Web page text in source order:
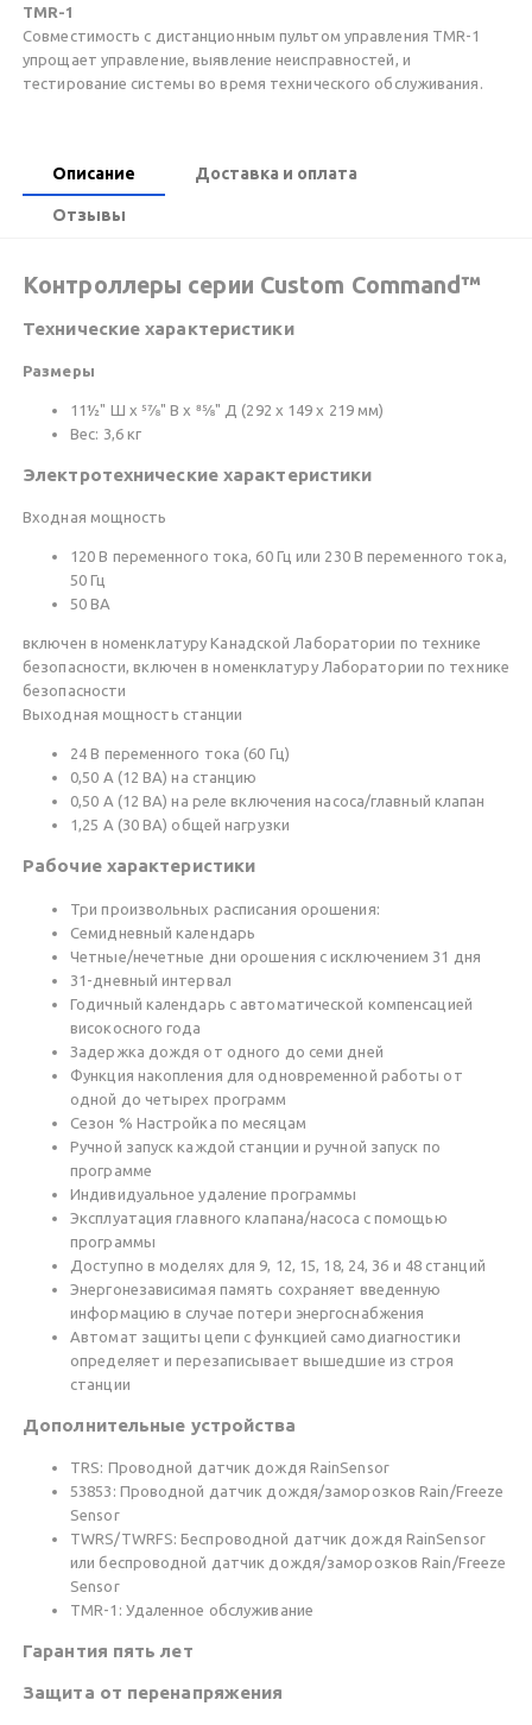
TMR-1
Совместимость с дистанционным пультом управления TMR-1
упрощает управление, выявление неисправностей, и
тестирование системы во время технического обслуживания.
Описание Доставка и оплата
Отзывы
Контроллеры серии Custom Command™
Технические характеристики
Размеры
11½" Ш x 57⁄8" В x 85⁄8" Д (292 x 149 x 219 мм)
Вес: 3,6 кг
Электротехнические характеристики
Входная мощность
120 В переменного тока, 60 Гц или 230 В переменного тока,
50 Гц
50 ВА
включен в номенклатуру Канадской Лаборатории по технике
безопасности, включен в номенклатуру Лаборатории по технике
безопасности
Выходная мощность станции
24 В переменного тока (60 Гц)
0,50 А (12 ВА) на станцию
0,50 А (12 ВА) на реле включения насоса/главный клапан
1,25 А (30 ВА) общей нагрузки
Рабочие характеристики
Три произвольных расписания орошения:
Семидневный календарь
Четные/нечетные дни орошения с исключением 31 дня
31-дневный интервал
Годичный календарь с автоматической компенсацией
високосного года
Задержка дождя от одного до семи дней
Функция накопления для одновременной работы от
одной до четырех программ
Сезон % Настройка по месяцам
Ручной запуск каждой станции и ручной запуск по
программе
Индивидуальное удаление программы
Эксплуатация главного клапана/насоса с помощью
программы
Доступно в моделях для 9, 12, 15, 18, 24, 36 и 48 станций
Энергонезависимая память сохраняет введенную
информацию в случае потери энергоснабжения
Автомат защиты цепи с функцией самодиагностики
определяет и перезаписывает вышедшие из строя
станции
Дополнительные устройства
TRS: Проводной датчик дождя RainSensor
53853: Проводной датчик дождя/заморозков Rain/Freeze
Sensor
TWRS/TWRFS: Беспроводной датчик дождя RainSensor
или беспроводной датчик дождя/заморозков Rain/Freeze
Sensor
TMR-1: Удаленное обслуживание
Гарантия пять лет
Защита от перенапряжения